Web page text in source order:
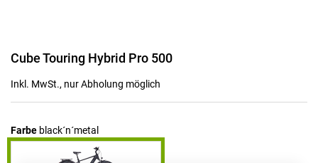
Zum
der
Cube Touring Hybrid Pro 500
Inkl. MwSt., nur Abholung möglich
Farbe black´n´metal